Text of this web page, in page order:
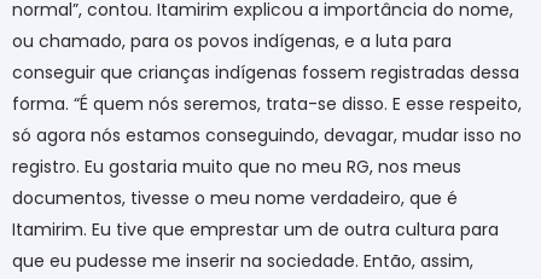
normal”, contou. Itamirim explicou a importância do nome,
ou chamado, para os povos indígenas, e a luta para
conseguir que crianças indígenas fossem registradas dessa
forma. “É quem nós seremos, trata-se disso. E esse respeito,
só agora nós estamos conseguindo, devagar, mudar isso no
registro. Eu gostaria muito que no meu RG, nos meus
documentos, tivesse o meu nome verdadeiro, que é
Itamirim. Eu tive que emprestar um de outra cultura para
que eu pudesse me inserir na sociedade. Então, assim,